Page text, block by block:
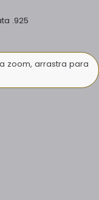
.925
zoom, arrastra para